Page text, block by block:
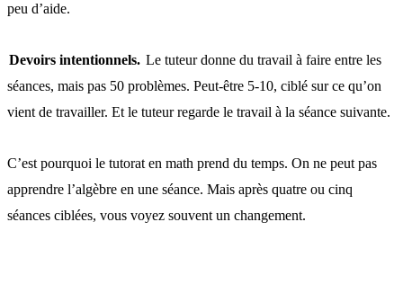
peu d’aide.
Devoirs intentionnels. Le tuteur donne du travail à faire entre les
séances, mais pas 50 problèmes. Peut-être 5-10, ciblé sur ce qu’on
vient de travailler. Et le tuteur regarde le travail à la séance suivante.
C’est pourquoi le tutorat en math prend du temps. On ne peut pas
apprendre l’algèbre en une séance. Mais après quatre ou cinq
séances ciblées, vous voyez souvent un changement.